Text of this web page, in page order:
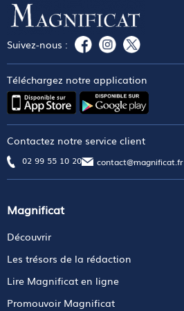
Suivez-nous :
Téléchargez notre application
Contactez notre service client
02 99 55 10 20 contact@magnificat.fr
Magnificat
Découvrir
Les trésors de la rédaction
Lire Magnificat en ligne
Promouvoir Magnificat